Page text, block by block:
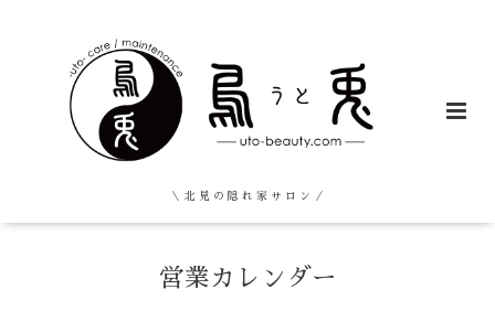
＼ 北 見 の 隠 れ 家 サ ロ ン ／
営業カレンダー